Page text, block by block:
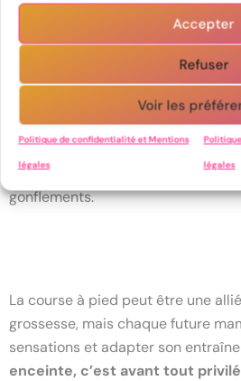
Accepter
Refuser
Voir les
Politique de confidentialité et Mentions
légales légales
Courir renforce l’endurance et
récupération post-accouchement.
Bénéfices physiques
La course douce aide à maintenir
sain, renforce les muscles
circulation sanguine, ce qui peut
gonflements.
La course à pied peut être une
grossesse, mais chaque future
sensations et adapter son
enceinte, c’est avant tout